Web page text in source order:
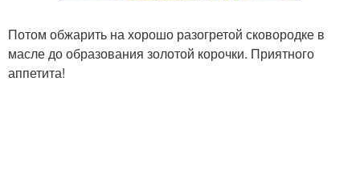
Потом обжарить на хорошо разогретой сковородке в
масле до образования золотой корочки. Приятного
аппетита!